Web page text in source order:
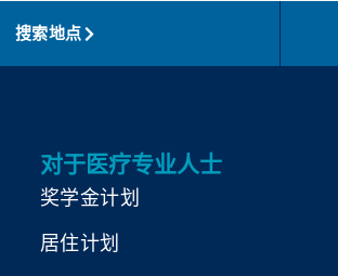
搜索地点
对于医疗专业人士
奖学金计划
居住计划